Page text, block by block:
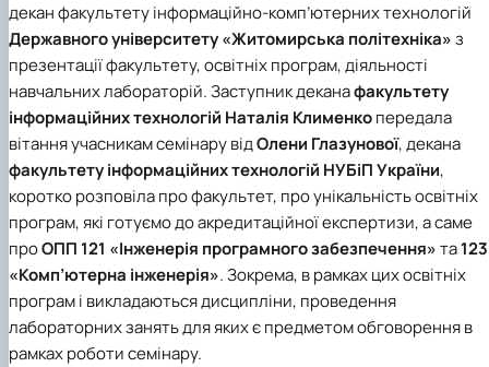
декан факультету інформаційно-комп’ютерних технологій
Державного університету «Житомирська політехніка»з
презентації факультету, освітніх програм, діяльності
навчальних лабораторій. Заступник деканафакультету
інформаційних технологій Наталія Клименкопередала
вітання учасникам семінару відОлени Глазунової, декана
факультету інформаційних технологій НУБіП України,
коротко розповіла про факультет, про унікальність освітніх
програм, які готуємо до акредитаційної експертизи, а саме
проОПП 121 «Інженерія програмного забезпечення»та123
«Комп’ютерна інженерія». Зокрема, в рамках цих освітніх
програм і викладаються дисципліни, проведення
лабораторних занять для яких є предметом обговорення в
рамках роботи семінару.